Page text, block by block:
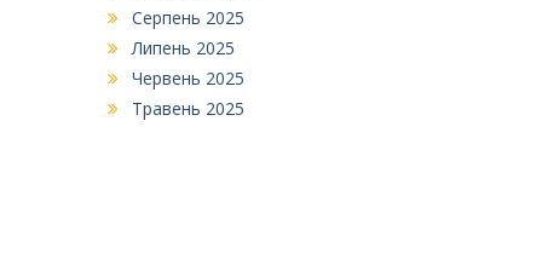
Серпень 2025
Липень 2025
Червень 2025
Травень 2025